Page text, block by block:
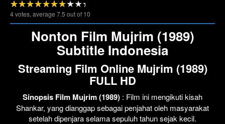
Lewati >>>
Click To Play
4votes, average 7.5 out of 10
Nonton Film Mujrim (1989)
Subtitle Indonesia
Streaming Film Online Mujrim (1989)
FULL HD
Sinopsis Film Mujrim (1989) : Film ini mengikuti kisah
Shankar, yang dianggap sebagai penjahat oleh masyarakat
setelah dipenjara selama sepuluh tahun sejak kecil.